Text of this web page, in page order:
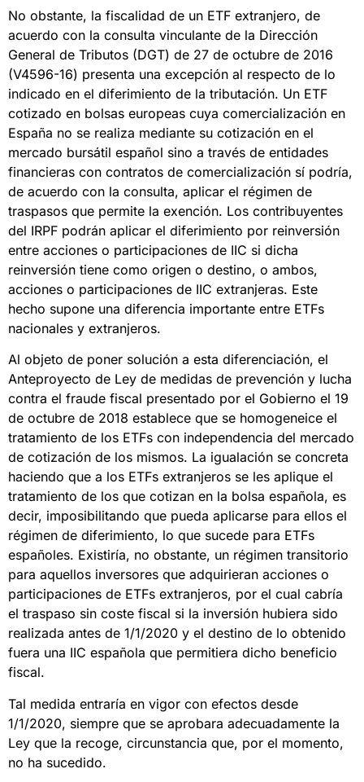
No obstante, la fiscalidad de un ETF extranjero, de
acuerdo con la consulta vinculante de la Dirección
General de Tributos (DGT) de 27 de octubre de 2016
(V4596-16) presenta una excepción al respecto de lo
indicado en el diferimiento de la tributación. Un ETF
cotizado en bolsas europeas cuya comercialización en
España no se realiza mediante su cotización en el
mercado bursátil español sino a través de entidades
financieras con contratos de comercialización sí podría,
de acuerdo con la consulta, aplicar el régimen de
traspasos que permite la exención. Los contribuyentes
del IRPF podrán aplicar el diferimiento por reinversión
entre acciones o participaciones de IIC si dicha
reinversión tiene como origen o destino, o ambos,
acciones o participaciones de IIC extranjeras. Este
hecho supone una diferencia importante entre ETFs
nacionales y extranjeros.
Al objeto de poner solución a esta diferenciación, el
Anteproyecto de Ley de medidas de prevención y lucha
contra el fraude fiscal presentado por el Gobierno el 19
de octubre de 2018 establece que se homogeneice el
tratamiento de los ETFs con independencia del mercado
de cotización de los mismos. La igualación se concreta
haciendo que a los ETFs extranjeros se les aplique el
tratamiento de los que cotizan en la bolsa española, es
decir, imposibilitando que pueda aplicarse para ellos el
régimen de diferimiento, lo que sucede para ETFs
españoles. Existiría, no obstante, un régimen transitorio
para aquellos inversores que adquirieran acciones o
participaciones de ETFs extranjeros, por el cual cabría
el traspaso sin coste fiscal si la inversión hubiera sido
realizada antes de 1/1/2020 y el destino de lo obtenido
fuera una IIC española que permitiera dicho beneficio
fiscal.
Tal medida entraría en vigor con efectos desde
1/1/2020, siempre que se aprobara adecuadamente la
Ley que la recoge, circunstancia que, por el momento,
no ha sucedido.